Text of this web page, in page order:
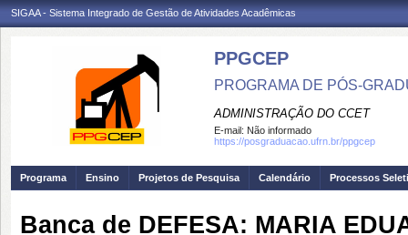
SIGAA - Sistema Integrado de Gestão de Atividades Acadêmicas
PPGCEP
PROGRAMA DE PÓS-
ADMINISTRAÇÃO DO CCET
E-mail: Não informado
https://posgraduacao.ufrn.br/ppgcep
Programa Ensino Projetos de Pesquisa Calendário Processos
Banca de DEFESA: MARIA